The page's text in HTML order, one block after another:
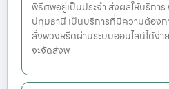
พิธีศพอยู่เป็นประจำ ส่งผลให้บริกา
ปทุมธานี เป็นบริการที่มีความต้อง
สั่งพวงหรีดผ่านระบบออนไลน์ได้ง่า
จะจัดส่งพ